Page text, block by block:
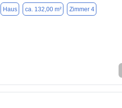
Haus ca. 132,00 m² Zimmer 4